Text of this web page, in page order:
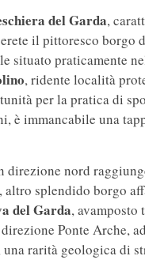
del Garda,
il pittoresco borgo
situato praticamente
, ridente località
per la pratica di
è immancabile una
direzione nord
, altro splendido borgo
del Garda,
Ponte Arche,
rarità geologica di